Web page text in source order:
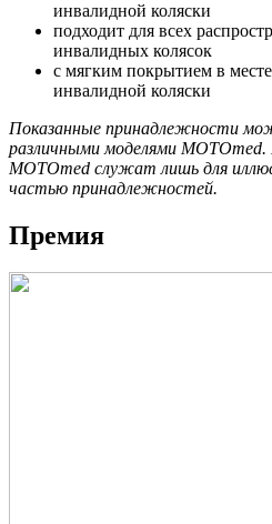
инвалидной коляски
подходит для всех
инвалидных колясок
с мягким покрытием в
инвалидной коляски
Показанные принадлежности
различными моделями
MOTOmed служат лишь для
частью принадлежностей.
Премия